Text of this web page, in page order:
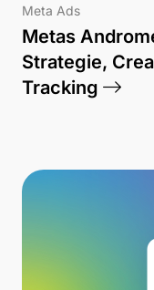
Meta Ads
Metas
Strategie,
Tracking